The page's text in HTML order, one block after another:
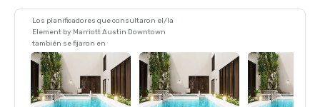
Los planificadores que consultaron el/la
Element by Marriott Austin Downtown
también se fijaron en